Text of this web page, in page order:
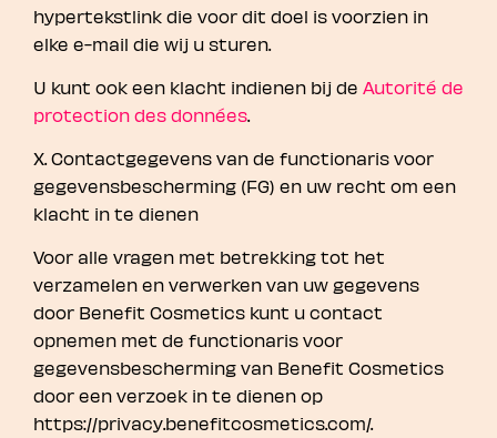
hypertekstlink die voor dit doel is voorzien in
elke e-mail die wij u sturen.
U kunt ook een klacht indienen bij de Autorité de
protection des données.
X. Contactgegevens van de functionaris voor
gegevensbescherming (FG) en uw recht om een
klacht in te dienen
Voor alle vragen met betrekking tot het
verzamelen en verwerken van uw gegevens
door Benefit Cosmetics kunt u contact
opnemen met de functionaris voor
gegevensbescherming van Benefit Cosmetics
door een verzoek in te dienen op
https://privacy.benefitcosmetics.com/.